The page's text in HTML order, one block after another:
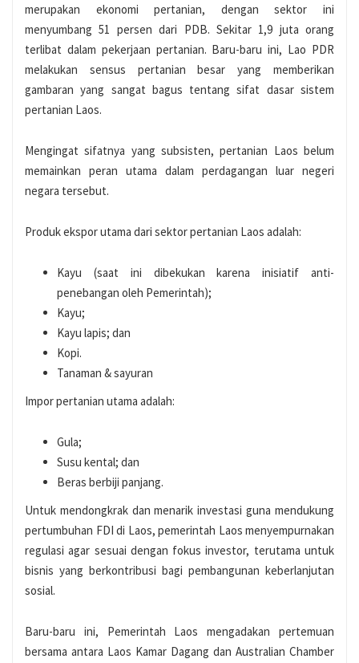
merupakan ekonomi pertanian, dengan sektor ini
menyumbang 51 persen dari PDB. Sekitar 1,9 juta orang
terlibat dalam pekerjaan pertanian. Baru-baru ini, Lao PDR
melakukan sensus pertanian besar yang memberikan
gambaran yang sangat bagus tentang sifat dasar sistem
pertanian Laos.
Mengingat sifatnya yang subsisten, pertanian Laos belum
memainkan peran utama dalam perdagangan luar negeri
negara tersebut.
Produk ekspor utama dari sektor pertanian Laos adalah:
Kayu (saat ini dibekukan karena inisiatif anti-
penebangan oleh Pemerintah);
Kayu;
Kayu lapis; dan
Kopi.
Tanaman & sayuran
Impor pertanian utama adalah:
Gula;
Susu kental; dan
Beras berbiji panjang.
Untuk mendongkrak dan menarik investasi guna mendukung
pertumbuhan FDI di Laos, pemerintah Laos menyempurnakan
regulasi agar sesuai dengan fokus investor, terutama untuk
bisnis yang berkontribusi bagi pembangunan keberlanjutan
sosial.
Baru-baru ini, Pemerintah Laos mengadakan pertemuan
bersama antara Laos Kamar Dagang dan Australian Chamber